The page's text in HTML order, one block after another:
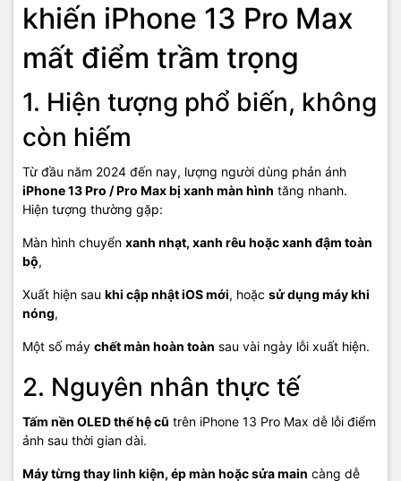
khiến iPhone 13 Pro Max
mất điểm trầm trọng
1. Hiện tượng phổ biến, không
còn hiếm
Từ đầu năm 2024 đến nay, lượng người dùng phản ánh
iPhone 13 Pro / Pro Max bị xanh màn hình tăng nhanh.
Hiện tượng thường gặp:
Màn hình chuyển xanh nhạt, xanh rêu hoặc xanh đậm toàn
bộ,
Xuất hiện sau khi cập nhật iOS mới, hoặc sử dụng máy khi
nóng,
Một số máy chết màn hoàn toàn sau vài ngày lỗi xuất hiện.
2. Nguyên nhân thực tế
Tấm nền OLED thế hệ cũ trên iPhone 13 Pro Max dễ lỗi điểm
ảnh sau thời gian dài.
Máy từng thay linh kiện, ép màn hoặc sửa main càng dễ